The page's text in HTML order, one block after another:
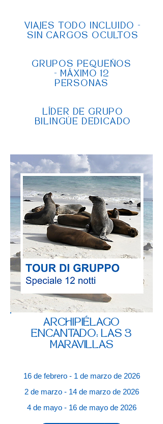
VIAJES TODO INCLUIDO -
SIN CARGOS OCULTOS
GRUPOS PEQUEÑOS
- MÁXIMO 12
PERSONAS
LÍDER DE GRUPO
BILINGÜE DEDICADO
ARCHIPIÉLAGO
ENCANTADO: LAS 3
MARAVILLAS
16 de febrero - 1 de marzo de 2026
2 de marzo - 14 de marzo de 2026
4 de mayo - 16 de mayo de 2026